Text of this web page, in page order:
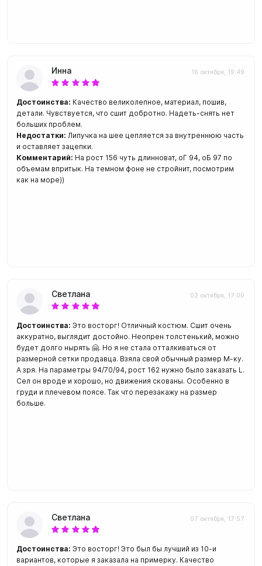
Инна 16 октября, 19:49
Достоинства: Качество великолепное, материал, пошив,
детали. Чувствуется, что сшит добротно. Надеть-снять нет
больших проблем.
Недостатки: Липучка на шее цепляется за внутреннюю часть
и оставляет зацепки.
Комментарий: На рост 156 чуть длинноват, оГ 94, оБ 97 по
объемам впритык. На темном фоне не стройнит, посмотрим
как на море))
Светлана 02 октября, 17:00
Достоинства: Это восторг! Отличный костюм. Сшит очень
аккуратно, выглядит достойно. Неопрен толстенький, можно
будет долго нырять 🤗. Но я не стала отталкиваться от
размерной сетки продавца. Взяла свой обычный размер М-ку.
А зря. На параметры 94/70/94, рост 162 нужно было заказать L.
Сел он вроде и хорошо, но движения скованы. Особенно в
груди и плечевом поясе. Так что перезакажу на размер
больше.
Светлана 07 октября, 17:57
Достоинства: Это восторг! Это был бы лучший из 10-и
вариантов, которые я заказала на примерку. Качество